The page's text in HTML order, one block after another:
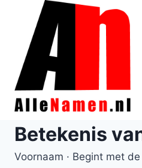
Doorgaan
inhoud
Betekenis
Voornaam · Begint met